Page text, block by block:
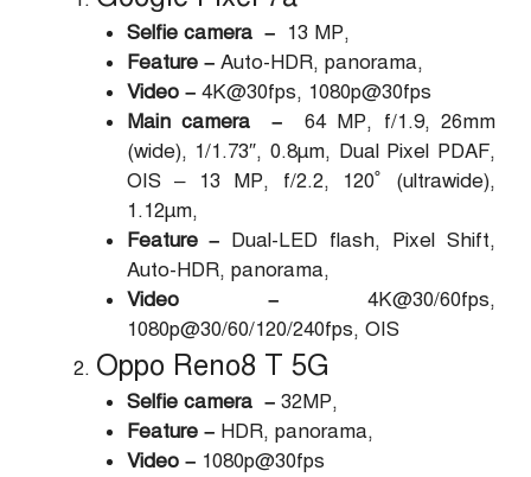
Selfie camera –13 MP,
Feature –Auto-HDR, panorama,
Video –4K@30fps, 1080p@30fps
Main camera – 64 MP, f/1.9, 26mm
(wide), 1/1.73″, 0.8µm, Dual Pixel PDAF,
OIS – 13 MP, f/2.2, 120˚ (ultrawide),
1.12µm,
Feature – Dual-LED flash, Pixel Shift,
Auto-HDR, panorama,
Video –4K@30/60fps,
1080p@30/60/120/240fps, OIS
Oppo Reno8 T 5G
Selfie camera –32MP,
Feature –HDR, panorama,
Video – 1080p@30fps